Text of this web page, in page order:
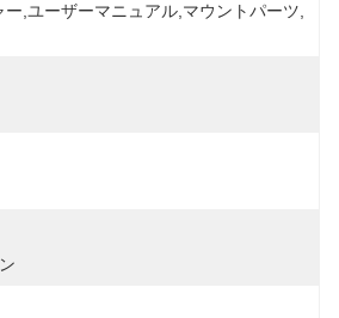
,ユーザーマニュアル,マウントパーツ,